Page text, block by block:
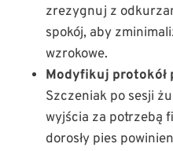
zrezygnuj z
spokój, aby
wzrokowe.
Modyfikuj protokół
Szczeniak po sesji
wyjścia za potrzebą
dorosły pies